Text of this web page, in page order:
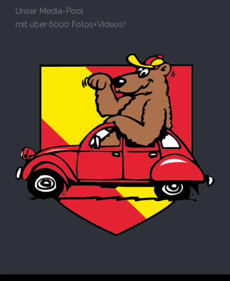
Unser Media-Pool
mit über 6000 Fotos+Videos!